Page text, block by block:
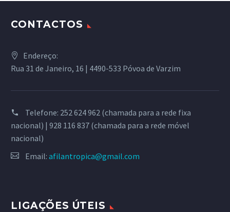
CONTACTOS
Endereço:
Rua 31 de Janeiro, 16 | 4490-533 Póvoa de Varzim
Telefone: 252 624 962 (chamada para a rede fixa
nacional) | 928 116 837 (chamada para a rede móvel
nacional)
Email: afilantropica@gmail.com
LIGAÇÕES ÚTEIS